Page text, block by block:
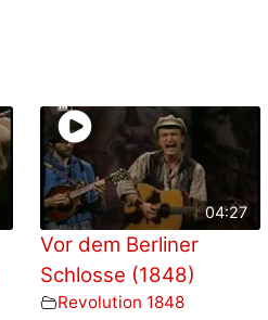
04:27
Vor dem Berliner
Schlosse (1848)
Revolution 1848